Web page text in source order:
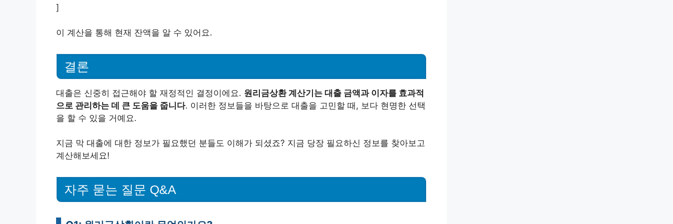
]
이 계산을 통해 현재 잔액을 알 수 있어요.
결론
대출은 신중히 접근해야 할 재정적인 결정이에요. 원리금상환 계산기는 대출 금액과 이자를 효과적
으로 관리하는 데 큰 도움을 줍니다. 이러한 정보들을 바탕으로 대출을 고민할 때, 보다 현명한 선택
을 할 수 있을 거예요.
지금 막 대출에 대한 정보가 필요했던 분들도 이해가 되셨죠? 지금 당장 필요하신 정보를 찾아보고
계산해보세요!
자주 묻는 질문 Q&A